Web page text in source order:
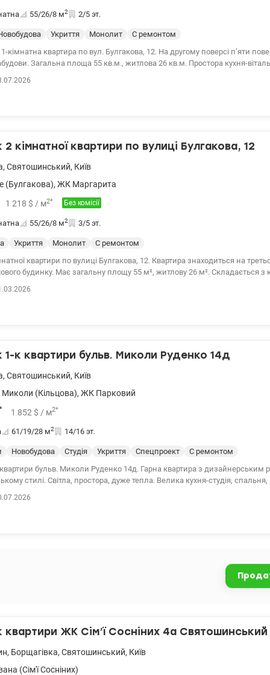
55/26/8 м2 2/5 эт.
Укриття Монолит
С ремонтом
кімнатна квартира по вул. Булгакова, 12. На другому поверсі п’яти
Загальна площа 55 кв.м., житлова 26 кв.м. Простора кухня-
кімнатної квартири по вулиці Булгакова, 12
, Святошинський, Київ
(Булгакова), ЖК Маргарита
1 218 $ / м2* Без комісії
55/26/8 м2 3/5 эт.
Укриття Монолит
С ремонтом
квартири по вулиці Булгакова, 12. Квартира знаходиться на
Має загальну площу 55 м², житлову 26 м². Складається з кімнати, кухні,
супермаркети. Поруч зупинка міського транспорту, швидкісний
- 20 хвилин. Ціна 67 000$, без комісії Моб. (096) 59-43-044 Віта,
к квартири бульв. Миколи Руденко 14д
, Святошинський, Київ
Миколи (Кільцова), ЖК Парковий
1 852 $ / м2*
61/19/28 м2 14/16 эт.
Новобудова Студія Укриття Спецпроект
С ремонтом
бульв. Миколи Руденко 14д. Гарна квартира з дизайнерським
стилі. Світла, простора, дуже тепла. Велика кухня-студія,
ЖК Сім’ї Сосніних 4а
, Борщагівка, Святошинський, Київ
(Сім'ї Сосніних)